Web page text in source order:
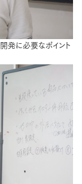
発に必要なポイント